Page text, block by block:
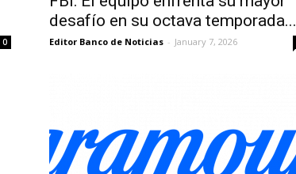
0
desafío en su octava temporada...
Editor Banco de Noticias - January 7, 2026